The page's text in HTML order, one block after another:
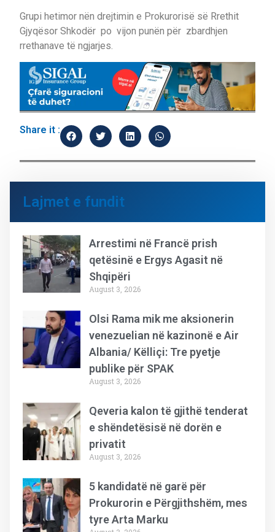
Grupi hetimor nën drejtimin e Prokurorisë së Rrethit
Gjyqësor Shkodër po vijon punën për zbardhjen
rrethanave të ngjarjes.
Share it :
Lajmet e fundit
Arrestimi në Francë prish
qetësinë e Ergys Agasit në
Shqipëri
August 3, 2026
Olsi Rama mik me aksionerin
venezuelian në kazinonë e Air
Albania/ Këlliçi: Tre pyetje
publike për SPAK
August 3, 2026
Qeveria kalon të gjithë tenderat
e shëndetësisë në dorën e
privatit
August 3, 2026
5 kandidatë në garë për
Prokurorin e Përgjithshëm, mes
tyre Arta Marku